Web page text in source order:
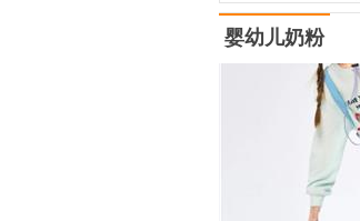
婴幼儿奶粉